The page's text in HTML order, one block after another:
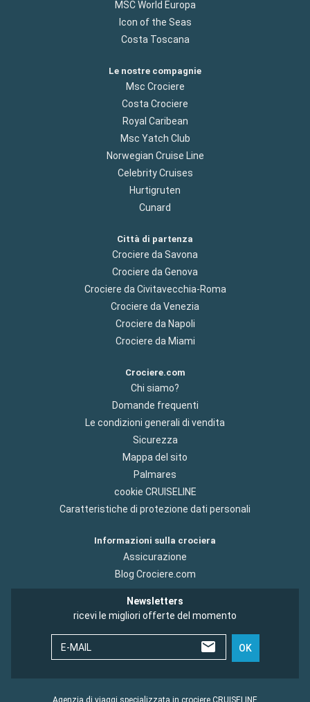
MSC World Europa
Icon of the Seas
Costa Toscana
Le nostre compagnie
Msc Crociere
Costa Crociere
Royal Caribean
Msc Yatch Club
Norwegian Cruise Line
Celebrity Cruises
Hurtigruten
Cunard
Città di partenza
Crociere da Savona
Crociere da Genova
Crociere da Civitavecchia-Roma
Crociere da Venezia
Crociere da Napoli
Crociere da Miami
Crociere.com
Chi siamo?
Domande frequenti
Le condizioni generali di vendita
Sicurezza
Mappa del sito
Palmares
cookie CRUISELINE
Caratteristiche di protezione dati personali
Informazioni sulla crociera
Assicurazione
Blog Crociere.com
Newsletters
ricevi le migliori offerte del momento
E-MAIL OK
Agenzia di viaggi specializzata in crociere CRUISELINE